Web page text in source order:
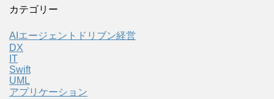
カテゴリー
AIエージェントドリブン経営
DX
IT
Swift
UML
アプリケーション